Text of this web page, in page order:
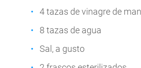
4 tazas de vinagre de
8 tazas de agua
Sal, a gusto